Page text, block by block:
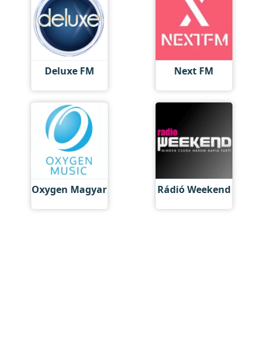
Deluxe FM Next FM
Oxygen Magyar Rádió Weekend